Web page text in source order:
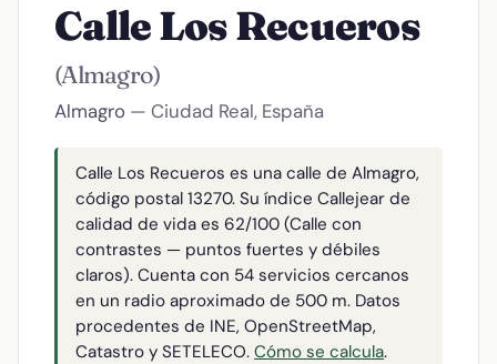
Calle Los Recueros
(Almagro)
Almagro — Ciudad Real, España
Calle Los Recueros es una calle de Almagro,
código postal 13270. Su índice Callejear de
calidad de vida es 62/100 (Calle con
contrastes — puntos fuertes y débiles
claros). Cuenta con 54 servicios cercanos
en un radio aproximado de 500 m. Datos
procedentes de INE, OpenStreetMap,
Catastro y SETELECO. Cómo se calcula.